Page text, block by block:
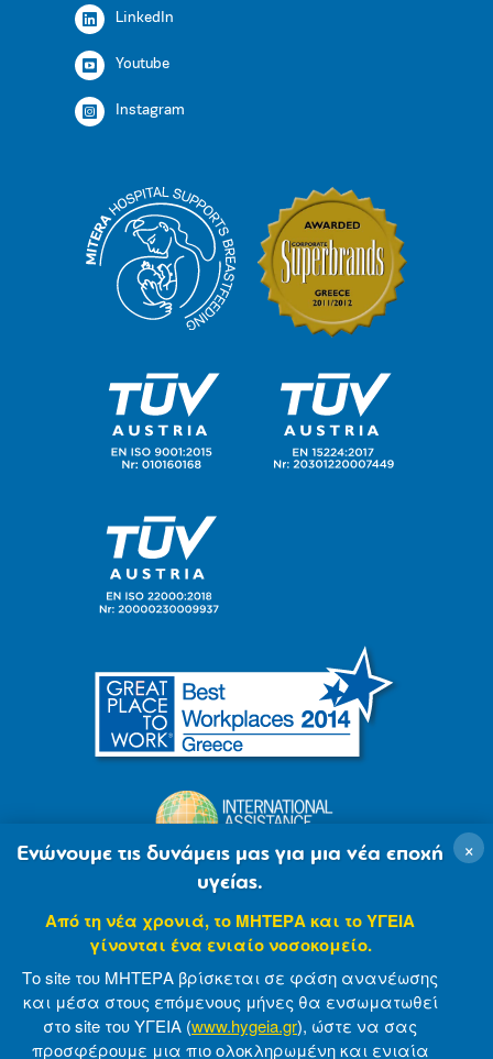
LinkedIn
Youtube
Instagram
© 2007-2021 MITERA S.A Privacy Policy
×
Ενώνουμε τις δυνάμεις μας για μια νέα εποχή
υγείας.
Από τη νέα χρονιά, το ΜΗΤΕΡΑ και το ΥΓΕΙΑ
γίνονται ένα ενιαίο νοσοκομείο.
Το site του ΜΗΤΕΡΑ βρίσκεται σε φάση ανανέωσης
και μέσα στους επόμενους μήνες θα ενσωματωθεί
στο site του ΥΓΕΙΑ (www.hygeia.gr), ώστε να σας
προσφέρουμε μια πιο ολοκληρωμένη και ενιαία